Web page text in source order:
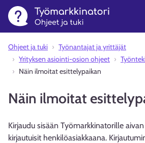
Ohjeet ja tuki
Työnantajat ja yrittäjät
Yrityksen asiointi-osion ohjeet
Näin ilmoitat esittelypaikan
Näin ilmoitat
Kirjaudu sisään Työmarkkinatorille
kirjautuisit henkilöasiakkaana.